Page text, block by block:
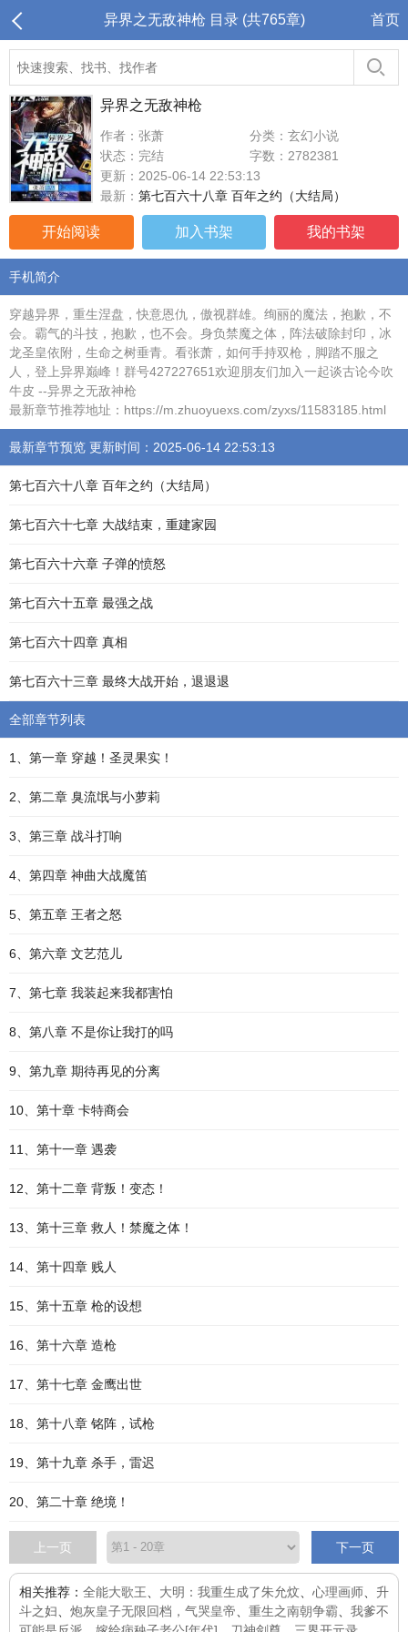
异界之无敌神枪 目录 (共765章) 首页
异界之无敌神枪
作者：张萧
分类：玄幻小说
状态：完结
字数：2782381
更新：2025-06-14 22:53:13
最新： 第七百六十八章 百年之约（大结局）
开始阅读 加入书架 我的书架
手机简介
穿越异界，重生涅盘，快意恩仇，傲视群雄。绚丽的魔法，抱歉，不
会。霸气的斗技，抱歉，也不会。身负禁魔之体，阵法破除封印，冰
龙圣皇依附，生命之树垂青。看张萧，如何手持双枪，脚踏不服之
人，登上异界巅峰！群号427227651欢迎朋友们加入一起谈古论今吹
牛皮 --异界之无敌神枪
最新章节推荐地址：https://m.zhuoyuexs.com/zyxs/11583185.html
最新章节预览 更新时间：2025-06-14 22:53:13
第七百六十八章 百年之约（大结局）
第七百六十七章 大战结束，重建家园
第七百六十六章 子弹的愤怒
第七百六十五章 最强之战
第七百六十四章 真相
第七百六十三章 最终大战开始，退退退
全部章节列表
1、第一章 穿越！圣灵果实！
2、第二章 臭流氓与小萝莉
3、第三章 战斗打响
4、第四章 神曲大战魔笛
5、第五章 王者之怒
6、第六章 文艺范儿
7、第七章 我装起来我都害怕
8、第八章 不是你让我打的吗
9、第九章 期待再见的分离
10、第十章 卡特商会
11、第十一章 遇袭
12、第十二章 背叛！变态！
13、第十三章 救人！禁魔之体！
14、第十四章 贱人
15、第十五章 枪的设想
16、第十六章 造枪
17、第十七章 金鹰出世
18、第十八章 铭阵，试枪
19、第十九章 杀手，雷迟
20、第二十章 绝境！
上一页 下一页
相关推荐： 全能大歌王 大明：我重生成了朱允炆 心理画师
升
斗之妇
炮灰皇子无限回档，气哭皇帝 重生之南朝争霸
我爹不